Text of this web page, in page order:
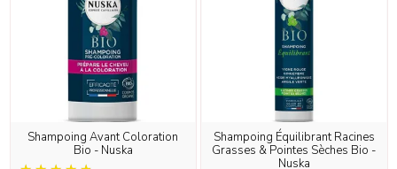
Shampoing Avant Coloration
Bio - Nuska
Shampoing Équilibrant Racines
Grasses & Pointes Sèches Bio -
Nuska